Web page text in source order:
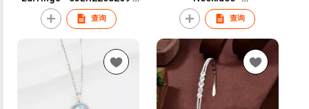
Blossom CS Jewelry
查询
03NL1S1007943 | Blossom
CS Jewelry
查询